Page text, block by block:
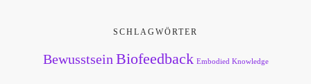
SCHLAGWÖRTER
Bewusstsein Biofeedback Embodied Knowledge